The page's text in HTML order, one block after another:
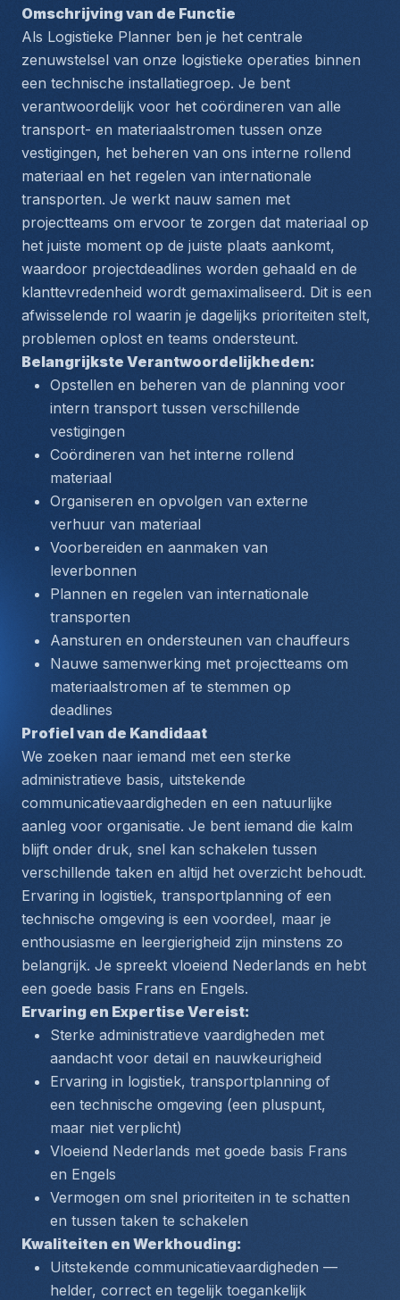
Omschrijving van de Functie
Als Logistieke Planner ben je het centrale
zenuwstelsel van onze logistieke operaties binnen
een technische installatiegroep. Je bent
verantwoordelijk voor het coördineren van alle
transport- en materiaalstromen tussen onze
vestigingen, het beheren van ons interne rollend
materiaal en het regelen van internationale
transporten. Je werkt nauw samen met
projectteams om ervoor te zorgen dat materiaal op
het juiste moment op de juiste plaats aankomt,
waardoor projectdeadlines worden gehaald en de
klanttevredenheid wordt gemaximaliseerd. Dit is een
afwisselende rol waarin je dagelijks prioriteiten stelt,
problemen oplost en teams ondersteunt.
Belangrijkste Verantwoordelijkheden:
Opstellen en beheren van de planning voor
intern transport tussen verschillende
vestigingen
Coördineren van het interne rollend
materiaal
Organiseren en opvolgen van externe
verhuur van materiaal
Voorbereiden en aanmaken van
leverbonnen
Plannen en regelen van internationale
transporten
Aansturen en ondersteunen van chauffeurs
Nauwe samenwerking met projectteams om
materiaalstromen af te stemmen op
deadlines
Profiel van de Kandidaat
We zoeken naar iemand met een sterke
administratieve basis, uitstekende
communicatievaardigheden en een natuurlijke
aanleg voor organisatie. Je bent iemand die kalm
blijft onder druk, snel kan schakelen tussen
verschillende taken en altijd het overzicht behoudt.
Ervaring in logistiek, transportplanning of een
technische omgeving is een voordeel, maar je
enthousiasme en leergierigheid zijn minstens zo
belangrijk. Je spreekt vloeiend Nederlands en hebt
een goede basis Frans en Engels.
Ervaring en Expertise Vereist:
Sterke administratieve vaardigheden met
aandacht voor detail en nauwkeurigheid
Ervaring in logistiek, transportplanning of
een technische omgeving (een pluspunt,
maar niet verplicht)
Vloeiend Nederlands met goede basis Frans
en Engels
Vermogen om snel prioriteiten in te schatten
en tussen taken te schakelen
Kwaliteiten en Werkhouding:
Uitstekende communicatievaardigheden —
helder, correct en tegelijk toegankelijk